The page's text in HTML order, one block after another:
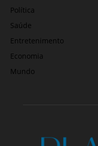
Política
Saúde
Entretenimento
Economia
Mundo